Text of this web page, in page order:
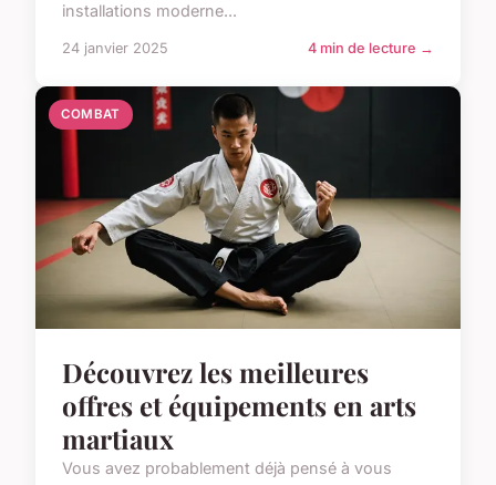
installations moderne...
24 janvier 2025 4 min de lecture →
COMBAT
Découvrez les meilleures
offres et équipements en arts
martiaux
Vous avez probablement déjà pensé à vous